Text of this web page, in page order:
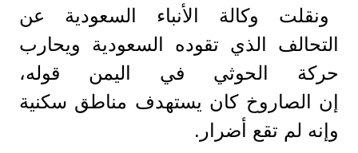
ونقلت وكالة الأنباء السعودية عن
التحالف الذي تقوده السعودية ويحارب
حركة الحوثي في اليمن قوله،
إن الصاروخ كان يستهدف مناطق سكنية
وإنه لم تقع أضرار.